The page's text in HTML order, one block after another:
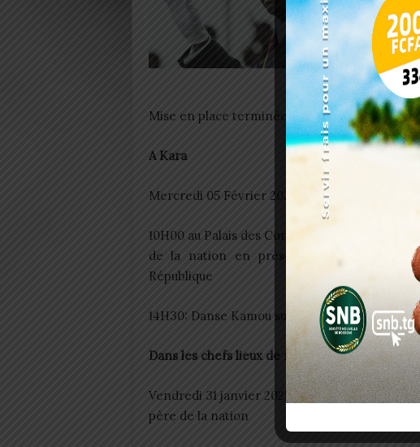
Mise en place terminée à 18H30
A Kara
Mercredi 05 Février 2025:
10H00 au Palais des Congrès de Kara:
de la nation en présence de SEM Faure
République
14H30: Danse Kamou sur l’esplanade du
Dans les chefs lieux de régions/ Dans les
Vendredi 31 janvier 2025: Prière musulmane
père de la nation